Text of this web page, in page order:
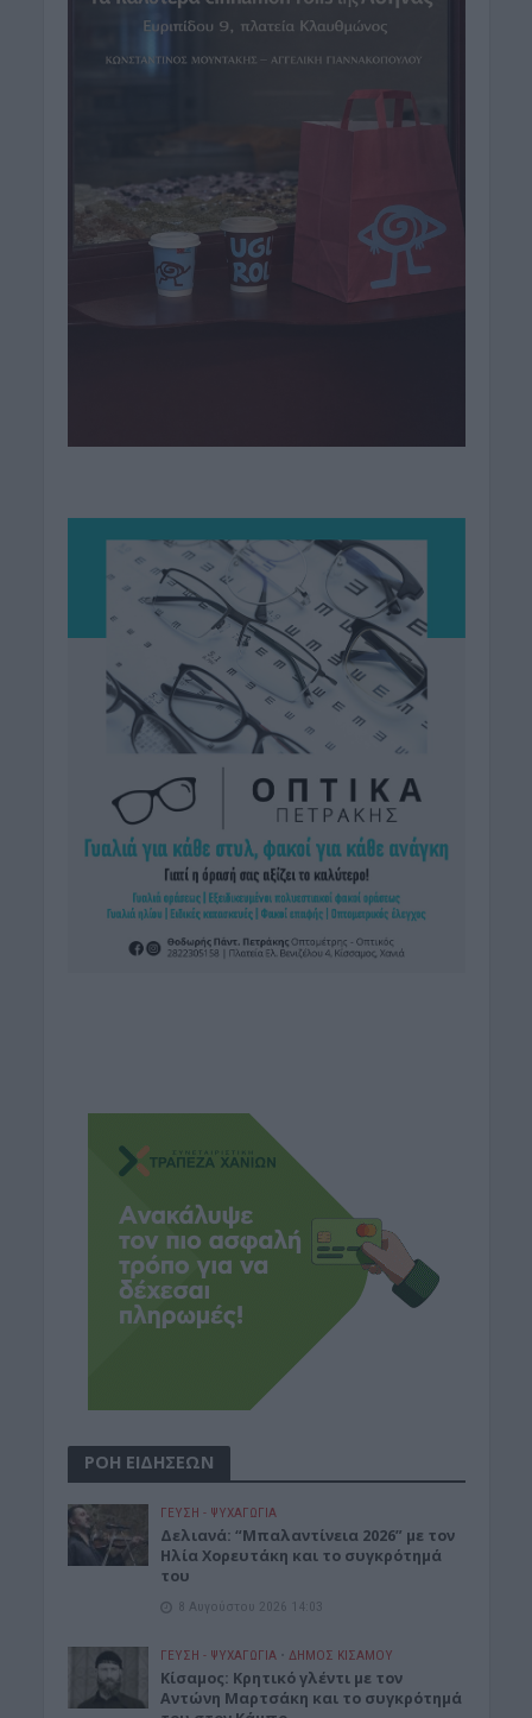
ΡΟΗ ΕΙΔΗΣΕΩΝ
ΓΕΎΣΗ - ΨΥΧΑΓΩΓΊΑ
Δελιανά: “Μπαλαντίνεια 2026” με τον
Ηλία Χορευτάκη και το συγκρότημά
του
8 Αυγούστου 2026 14:03
ΓΕΎΣΗ - ΨΥΧΑΓΩΓΊΑ • ΔΉΜΟΣ ΚΙΣΆΜΟΥ
Kίσαμος: Κρητικό γλέντι με τον
Αντώνη Μαρτσάκη και το συγκρότημά